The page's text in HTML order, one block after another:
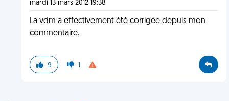
mardi 13 mars 2012 19:38
La vdm a effectivement été corrigée depuis mon
commentaire.
9 1